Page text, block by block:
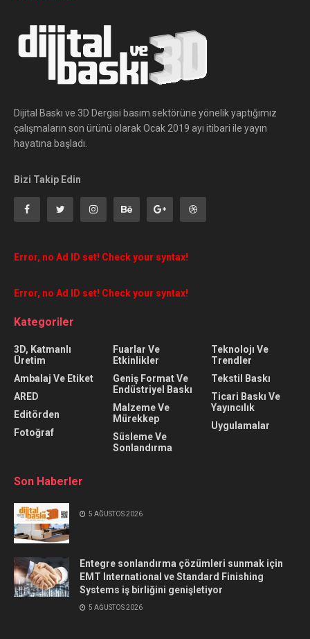
Dijital Baskı ve 3D Dergisi basım sektörüne yönelik yaptığımız
çalışmaların son ürünü olarak Ocak 2019 ayı itibari ile yayın
hayatına başladı.
Bizi Takip Edin
Error, no Ad ID set! Check your syntax!
Error, no Ad ID set! Check your syntax!
Kategoriler
3D, Katmanlı
Üretim
Ambalaj Ve Etiket
ARED
Editörden
Fotoğraf
Fuarlar Ve
Etkinlikler
Geniş Format Ve
Endüstriyel Baskı
Malzeme Ve
Mürekkep
Süsleme Ve
Sonlandırma
Teknolojı Ve
Trendler
Tekstil Baskı
Ticari Baskı Ve
Yayıncılık
Uygulamalar
Son Haberler
5 AĞUSTOS 2026
Entegre sonlandırma çözümleri sunmak için
EMT International ve Standard Finishing
Systems iş birliğini genişletiyor
5 AĞUSTOS 2026